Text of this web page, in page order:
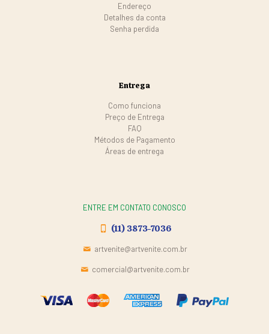
Endereço
Detalhes da conta
Senha perdida
Entrega
Como funciona
Preço de Entrega
FAQ
Métodos de Pagamento
Áreas de entrega
ENTRE EM CONTATO CONOSCO
(11) 3873-7036
artvenite@artvenite.com.br
comercial@artvenite.com.br